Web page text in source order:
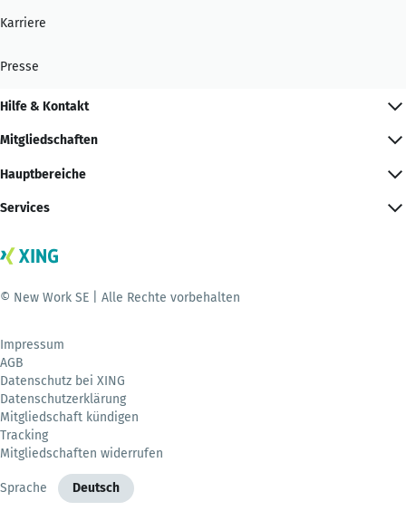
Karriere
Presse
Hilfe & Kontakt
Mitgliedschaften
Hauptbereiche
Services
© New Work SE | Alle Rechte vorbehalten
Impressum
AGB
Datenschutz bei XING
Datenschutzerklärung
Mitgliedschaft kündigen
Tracking
Mitgliedschaften widerrufen
Sprache Deutsch